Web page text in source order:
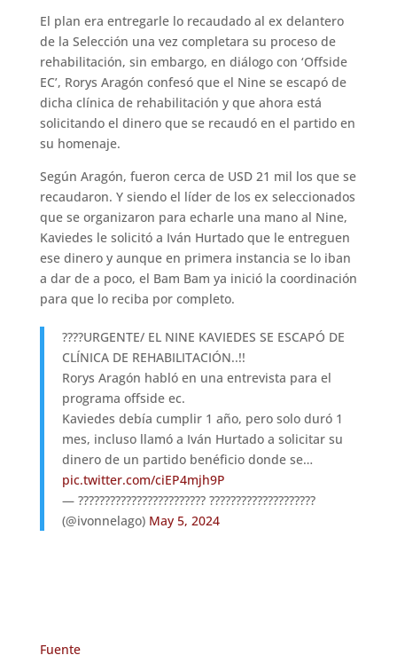
El plan era entregarle lo recaudado al ex delantero
de la Selección una vez completara su proceso de
rehabilitación, sin embargo, en diálogo con ‘Offside
EC’, Rorys Aragón confesó que el Nine se escapó de
dicha clínica de rehabilitación y que ahora está
solicitando el dinero que se recaudó en el partido en
su homenaje.
Según Aragón, fueron cerca de USD 21 mil los que se
recaudaron. Y siendo el líder de los ex seleccionados
que se organizaron para echarle una mano al Nine,
Kaviedes le solicitó a Iván Hurtado que le entreguen
ese dinero y aunque en primera instancia se lo iban
a dar de a poco, el Bam Bam ya inició la coordinación
para que lo reciba por completo.
????URGENTE/ EL NINE KAVIEDES SE ESCAPÓ DE
CLÍNICA DE REHABILITACIÓN..!!
Rorys Aragón habló en una entrevista para el
programa offside ec.
Kaviedes debía cumplir 1 año, pero solo duró 1
mes, incluso llamó a Iván Hurtado a solicitar su
dinero de un partido benéficio donde se…
pic.twitter.com/ciEP4mjh9P
— ???????????????????????? ????????????????????
(@ivonnelago) May 5, 2024
Fuente